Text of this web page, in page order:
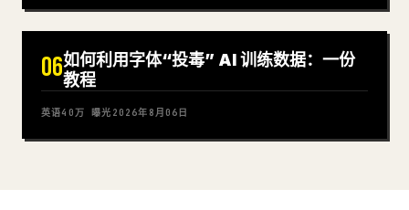
06如何利用字体“投毒” AI 训练数据：一份
教程
英语40万 曝光 2026年8月06日